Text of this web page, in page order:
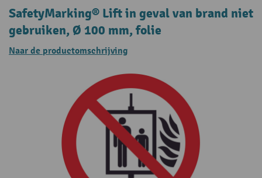
SafetyMarking® Lift in geval van brand niet
gebruiken, Ø 100 mm, folie
Naar de productomschrijving